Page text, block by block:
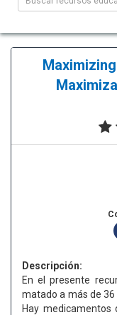
Descripción:
En el presente
matado a más de 36
Hay medicamentos